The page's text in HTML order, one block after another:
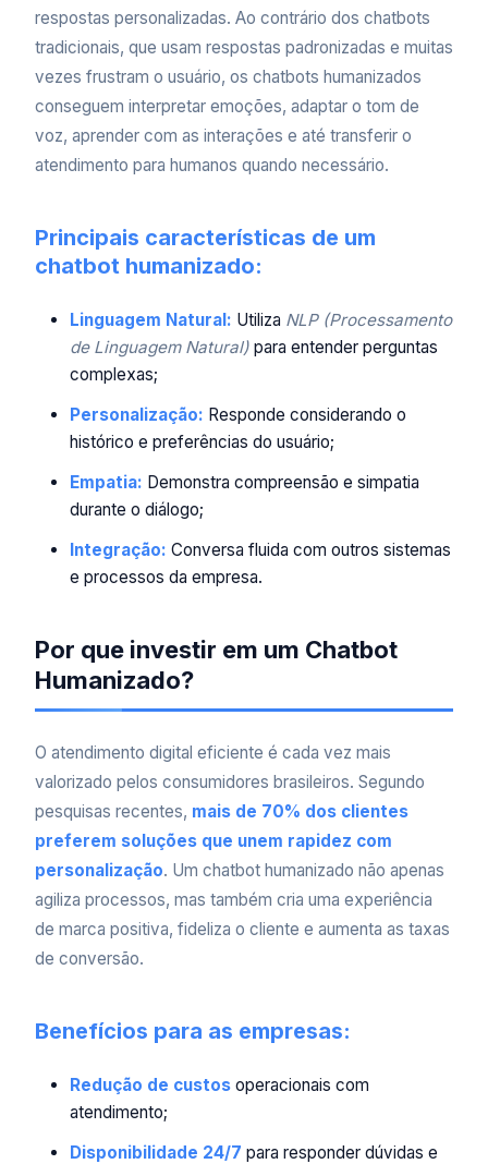
respostas personalizadas. Ao contrário dos chatbots
tradicionais, que usam respostas padronizadas e muitas
vezes frustram o usuário, os chatbots humanizados
conseguem interpretar emoções, adaptar o tom de
voz, aprender com as interações e até transferir o
atendimento para humanos quando necessário.
Principais características de um
chatbot humanizado:
Linguagem Natural: Utiliza NLP (Processamento
de Linguagem Natural) para entender perguntas
complexas;
Personalização: Responde considerando o
histórico e preferências do usuário;
Empatia: Demonstra compreensão e simpatia
durante o diálogo;
Integração: Conversa fluida com outros sistemas
e processos da empresa.
Por que investir em um Chatbot
Humanizado?
O atendimento digital eficiente é cada vez mais
valorizado pelos consumidores brasileiros. Segundo
pesquisas recentes, mais de 70% dos clientes
preferem soluções que unem rapidez com
personalização. Um chatbot humanizado não apenas
agiliza processos, mas também cria uma experiência
de marca positiva, fideliza o cliente e aumenta as taxas
de conversão.
Benefícios para as empresas:
Redução de custos operacionais com
atendimento;
Disponibilidade 24/7 para responder dúvidas e